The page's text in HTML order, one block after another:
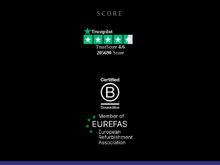
SCORE
Trustpilot
TrustScore 4.6
205690Score